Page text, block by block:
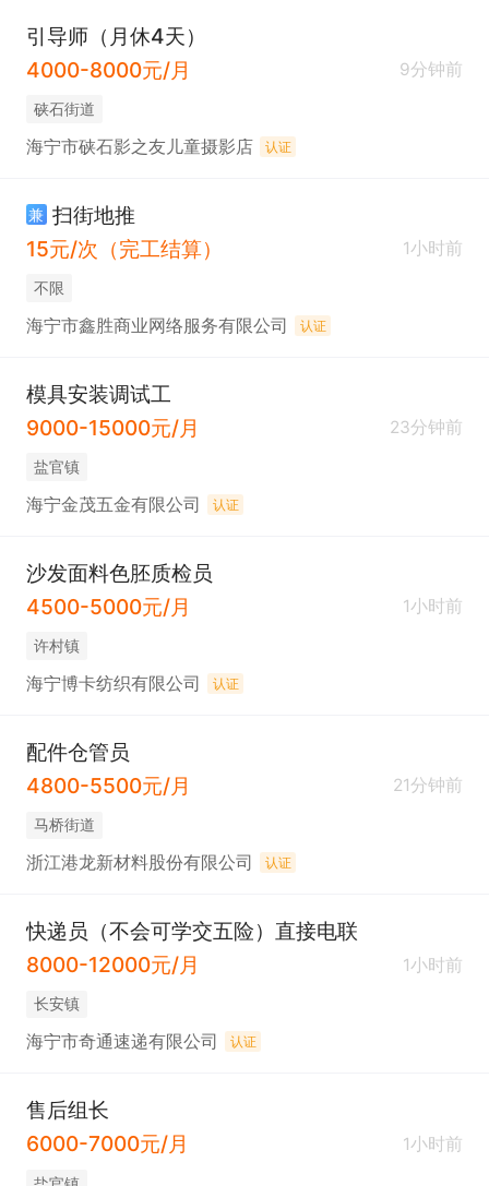
引导师（月休4天）
4000-8000元/月
9分钟前
硖石街道
海宁市硖石影之友儿童摄影店 认证
兼 扫街地推
15元/次（完工结算）
1小时前
不限
海宁市鑫胜商业网络服务有限公司 认证
模具安装调试工
9000-15000元/月
23分钟前
盐官镇
海宁金茂五金有限公司 认证
沙发面料色胚质检员
4500-5000元/月
1小时前
许村镇
海宁博卡纺织有限公司 认证
配件仓管员
4800-5500元/月
21分钟前
马桥街道
浙江港龙新材料股份有限公司 认证
快递员（不会可学交五险）直接电联
8000-12000元/月
1小时前
长安镇
海宁市奇通速递有限公司 认证
售后组长
6000-7000元/月
1小时前